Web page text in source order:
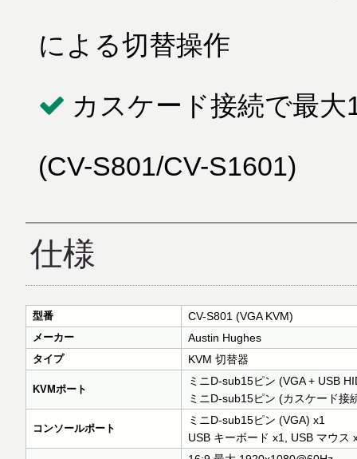
による切替操作
カスケード接続で最
(CV-S801/CV-S1601)
仕様
型番 CV-S801 (VGA KVM)
メーカー Austin Hughes
タイプ KVM 切替器
KVMポート
ミニD-sub15ピン (VGA + USB
ミニD-sub15ピン (カスケード接
コンソールポート
ミニD-sub15ピン (VGA) x1
USB キーボード x1, USB マウス